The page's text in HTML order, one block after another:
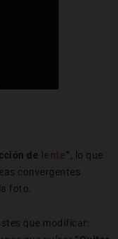
de lente” , lo que
convergentes
foto.
que modificar: